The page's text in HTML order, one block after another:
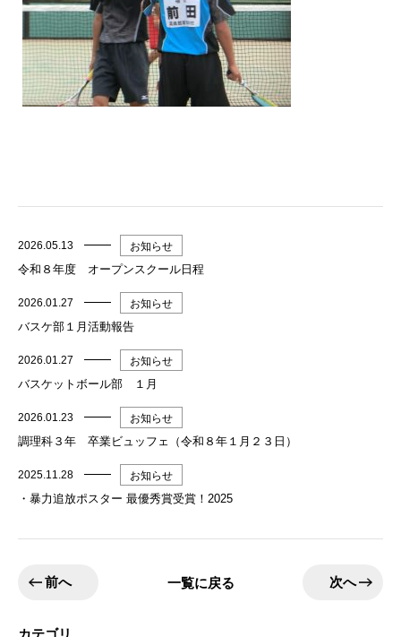
2026.05.13 お知らせ
令和８年度 オープンスクール日程
2026.01.27 お知らせ
バスケ部１月活動報告
2026.01.27 お知らせ
バスケットボール部 １月
2026.01.23 お知らせ
調理科３年 卒業ビュッフェ（令和８年１月２３日）
2025.11.28 お知らせ
・暴力追放ポスター 最優秀賞受賞！2025
前へ 一覧に戻る 次へ
カテゴリ